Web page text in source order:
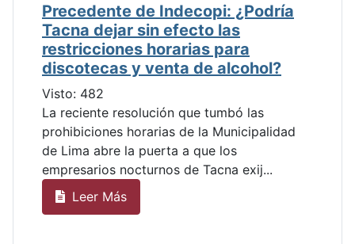
Precedente de Indecopi: ¿Podría
Tacna dejar sin efecto las
restricciones horarias para
discotecas y venta de alcohol?
Visto: 482
La reciente resolución que tumbó las
prohibiciones horarias de la Municipalidad
de Lima abre la puerta a que los
empresarios nocturnos de Tacna exij...
Leer Más